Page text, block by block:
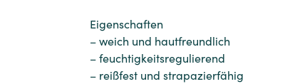
Eigenschaften
– weich und hautfreundlich
– feuchtigkeitsregulierend
– reißfest und strapazierfähig